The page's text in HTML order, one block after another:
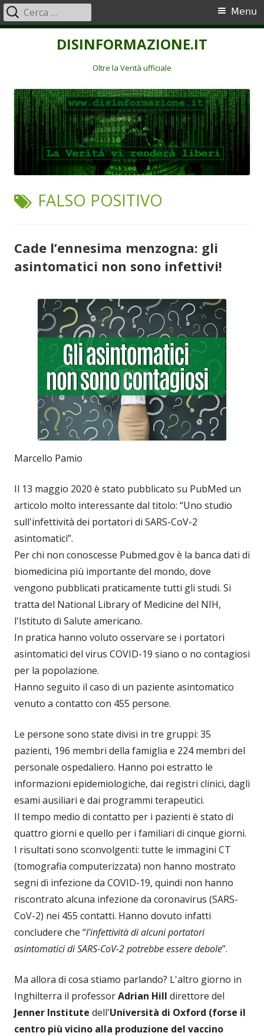
DISINFORMAZIONE.IT
Oltre la Verità ufficiale
Menu
principale
Menu
Ricerca
per:
TAG:
FALSO POSITIVO
Cade l’ennesima menzogna: gli
asintomatici non sono infettivi!
Marcello Pamio
Il 13 maggio 2020 è stato pubblicato su PubMed un
articolo molto interessante dal titolo: “Uno studio
sull'infettività dei portatori di SARS-CoV-2
asintomatici”.
Per chi non conoscesse Pubmed.gov è la banca dati di
biomedicina più importante del mondo, dove
vengono pubblicati praticamente tutti gli studi. Si
tratta del National Library of Medicine del NIH,
l'Istituto di Salute americano.
In pratica hanno voluto osservare se i portatori
asintomatici del virus COVID-19 siano o no contagiosi
per la popolazione.
Hanno seguito il caso di un paziente asintomatico
venuto a contatto con 455 persone.
Le persone sono state divisi in tre gruppi: 35
pazienti, 196 membri della famiglia e 224 membri del
personale ospedaliero. Hanno poi estratto le
informazioni epidemiologiche, dai registri clinici, dagli
esami ausiliari e dai programmi terapeutici.
Il tempo medio di contatto per i pazienti è stato di
quattro giorni e quello per i familiari di cinque giorni.
I risultati sono sconvolgenti: tutte le immagini CT
(tomografia computerizzata) non hanno mostrato
segni di infezione da COVID-19, quindi non hanno
riscontrato alcuna infezione da coronavirus (SARS-
CoV-2) nei 455 contatti. Hanno dovuto infatti
concludere che “l'infettività di alcuni portatori
asintomatici di SARS-CoV-2 potrebbe essere debole”.
Ma allora di cosa stiamo parlando? L'altro giorno in
Inghilterra il professorAdrian Hill direttore del
Jenner Institute dell'Università di Oxford (forse il
centro più vicino alla produzione del vaccino